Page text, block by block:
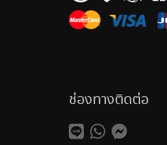
ช่องทางติดต่อ